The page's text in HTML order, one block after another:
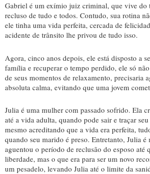
Gabriel é um exímio juiz criminal, que vive do
recluso de tudo e todos. Contudo, sua rotina
ele tinha uma vida perfeita, cercada de
acidente de trânsito lhe privou de tudo isso.
Agora, cinco anos depois, ele está disposto a
família e recuperar o tempo perdido, ele só
de seus momentos de relaxamento, precisaria
absoluta calma, evitando que uma jovem
Julia é uma mulher com passado sofrido. Ela
até a vida adulta, quando pode sair e traçar
mesmo acreditando que a vida era perfeita,
quando seu marido é preso. Entretanto, Julia é
aguentou o período de reclusão do esposo até
liberdade, mas o que era para ser um novo
um pesadelo, levando Julia até o limite da